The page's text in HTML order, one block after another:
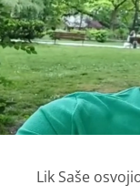
Lik Saše